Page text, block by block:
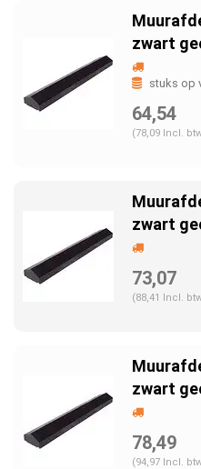
zwart
stuks op
64,54
(78,09 Incl.
zwart
73,07
(88,41 Incl.
zwart
78,49
(94,97 Incl.